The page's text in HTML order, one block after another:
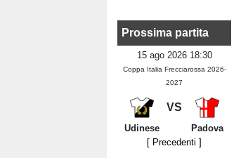
Prossima partita
15 ago 2026 18:30
Coppa Italia Frecciarossa 2026-
2027
VS
Udinese
Padova
[ Precedenti ]